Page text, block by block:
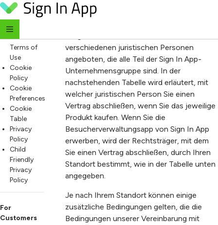
Skip to content
For
Everyone
Website
Terms of
Use
Cookie
Policy
Cookie
Preferences
Cookie
Table
Privacy
Policy
Child
Friendly
Privacy
Policy
For
Customers
Auftraggeber
verschiedenen juristischen Personen
angeboten, die alle Teil der Sign In App-
Unternehmensgruppe sind. In der
nachstehenden Tabelle wird erläutert, mit
welcher juristischen Person Sie einen
Vertrag abschließen, wenn Sie das jeweilige
Produkt kaufen. Wenn Sie die
Besucherverwaltungsapp von Sign In App
erwerben, wird der Rechtsträger, mit dem
Sie einen Vertrag abschließen, durch Ihren
Standort bestimmt, wie in der Tabelle unten
angegeben.
Je nach Ihrem Standort können einige
zusätzliche Bedingungen gelten, die die
Bedingungen unserer Vereinbarung mit